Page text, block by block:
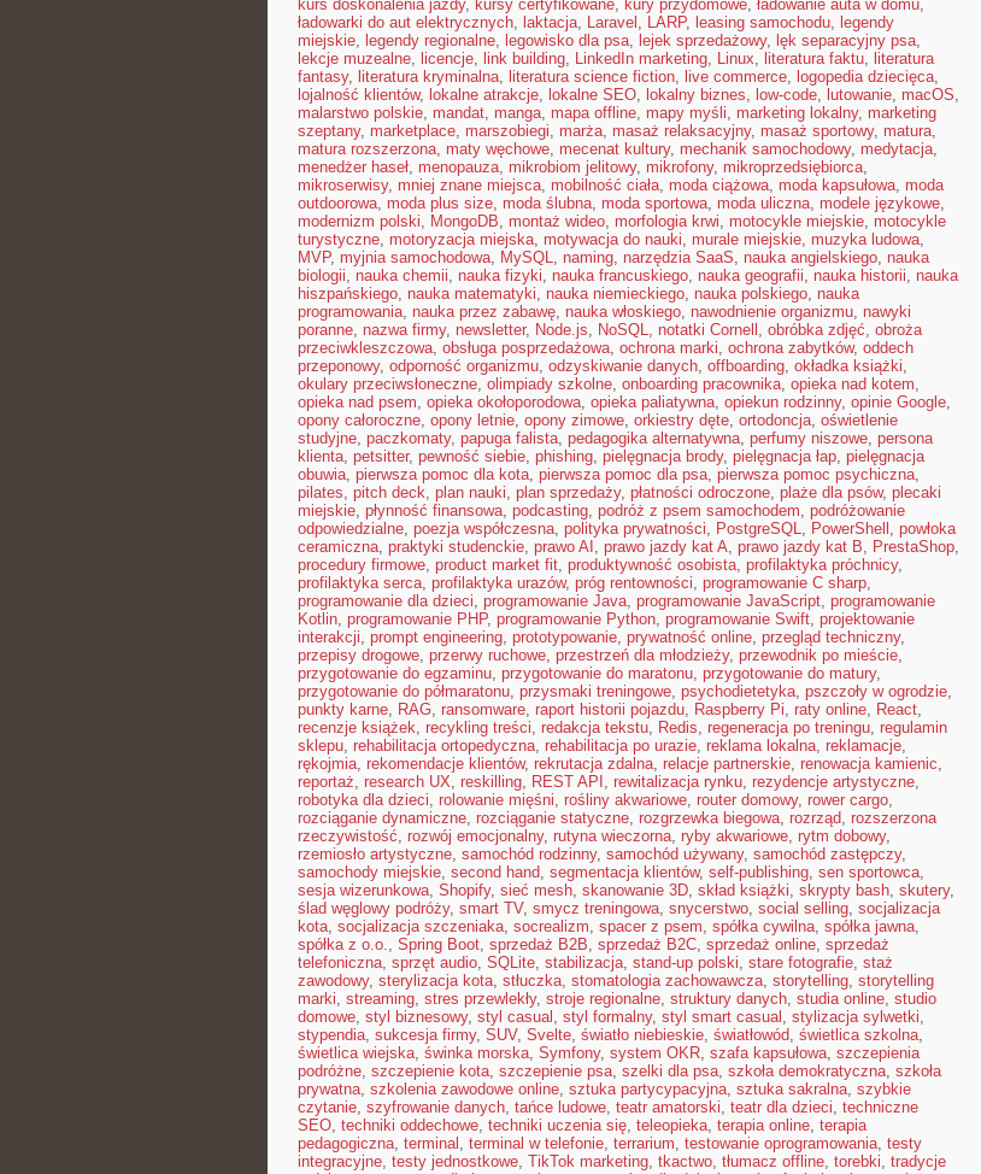
kurs doskonalenia jazdy, kursy certyfikowane, kury przydomowe, ładowanie auta w domu,
ładowarki do aut elektrycznych, laktacja, Laravel , LARP, leasing samochodu, legendy
miejskie, legendy regionalne, legowisko dla psa, lejek sprzedażowy, lęk separacyjny psa,
lekcje muzealne, licencje, link building, LinkedIn marketing, Linux, literatura faktu, literatura
fantasy, literatura kryminalna, literatura science fiction, live commerce, logopedia dziecięca,
lojalność klientów, lokalne atrakcje, lokalne SEO, lokalny biznes, low-code, lutowanie, macOS,
malarstwo polskie, mandat, manga, mapa offline, mapy myśli, marketing lokalny, marketing
szeptany, marketplace, marszobiegi, marża, masaż relaksacyjny, masaż sportowy, matura,
matura rozszerzona, maty węchowe, mecenat kultury, mechanik samochodowy, medytacja,
menedżer haseł, menopauza, mikrobiom jelitowy, mikrofony, mikroprzedsiębiorca,
mikroserwisy, mniej znane miejsca, mobilność ciała, moda ciążowa, moda kapsułowa, moda
outdoorowa, moda plus size, moda ślubna, moda sportowa, moda uliczna, modele językowe,
modernizm polski, MongoDB, montaż wideo, morfologia krwi, motocykle miejskie, motocykle
turystyczne, motoryzacja miejska, motywacja do nauki, murale miejskie, muzyka ludowa,
MVP, myjnia samochodowa, MySQL, naming, narzędzia SaaS, nauka angielskiego, nauka
biologii, nauka chemii, nauka fizyki, nauka francuskiego, nauka geografii, nauka historii, nauka
hiszpańskiego, nauka matematyki, nauka niemieckiego, nauka polskiego, nauka
programowania, nauka przez zabawę, nauka włoskiego, nawodnienie organizmu, nawyki
poranne, nazwa firmy, newsletter, Node.js, NoSQL, notatki Cornell , obróbka zdjęć, obroża
przeciwkleszczowa, obsługa posprzedażowa, ochrona marki, ochrona zabytków, oddech
przeponowy, odporność organizmu, odzyskiwanie danych, offboarding, okładka książki,
okulary przeciwsłoneczne, olimpiady szkolne, onboarding pracownika, opieka nad kotem,
opieka nad psem, opieka okołoporodowa, opieka paliatywna, opiekun rodzinny, opinie Google,
opony całoroczne, opony letnie, opony zimowe, orkiestry dęte, ortodoncja, oświetlenie
studyjne, paczkomaty, papuga falista, pedagogika alternatywna, perfumy niszowe, persona
klienta, petsitter, pewność siebie, phishing, pielęgnacja brody, pielęgnacja łap, pielęgnacja
obuwia, pierwsza pomoc dla kota, pierwsza pomoc dla psa, pierwsza pomoc psychiczna,
pilates, pitch deck, plan nauki, plan sprzedaży, płatności odroczone, plaże dla psów, plecaki
miejskie, płynność finansowa, podcasting, podróż z psem samochodem, podróżowanie
odpowiedzialne, poezja współczesna, polityka prywatności, PostgreSQL, PowerShell , powłoka
ceramiczna, praktyki studenckie, prawo AI , prawo jazdy kat A, prawo jazdy kat B, PrestaShop,
procedury firmowe, product market fit, produktywność osobista, profilaktyka próchnicy,
profilaktyka serca, profilaktyka urazów, próg rentowności, programowanie C sharp,
programowanie dla dzieci, programowanie Java, programowanie JavaScript, programowanie
Kotlin, programowanie PHP, programowanie Python, programowanie Swift, projektowanie
interakcji, prompt engineering, prototypowanie, prywatność online, przegląd techniczny,
przepisy drogowe, przerwy ruchowe, przestrzeń dla młodzieży, przewodnik po mieście,
przygotowanie do egzaminu, przygotowanie do maratonu, przygotowanie do matury,
przygotowanie do półmaratonu, przysmaki treningowe, psychodietetyka, pszczoły w ogrodzie,
punkty karne, RAG, ransomware, raport historii pojazdu, Raspberry Pi, raty online, React,
recenzje książek, recykling treści, redakcja tekstu, Redis, regeneracja po treningu, regulamin
sklepu, rehabilitacja ortopedyczna, rehabilitacja po urazie, reklama lokalna, reklamacje,
rękojmia, rekomendacje klientów, rekrutacja zdalna, relacje partnerskie, renowacja kamienic,
reportaż, research UX, reskilling, REST API , rewitalizacja rynku, rezydencje artystyczne,
robotyka dla dzieci, rolowanie mięśni, rośliny akwariowe, router domowy, rower cargo,
rozciąganie dynamiczne, rozciąganie statyczne, rozgrzewka biegowa, rozrząd, rozszerzona
rzeczywistość, rozwój emocjonalny, rutyna wieczorna, ryby akwariowe, rytm dobowy,
rzemiosło artystyczne, samochód rodzinny, samochód używany, samochód zastępczy,
samochody miejskie, second hand, segmentacja klientów, self-publishing, sen sportowca,
sesja wizerunkowa, Shopify, sieć mesh, skanowanie 3D, skład książki, skrypty bash, skutery,
ślad węglowy podróży, smart TV, smycz treningowa, snycerstwo, social selling, socjalizacja
kota, socjalizacja szczeniaka, socrealizm, spacer z psem, spółka cywilna, spółka jawna,
spółka z o.o., Spring Boot, sprzedaż B2B, sprzedaż B2C, sprzedaż online, sprzedaż
telefoniczna, sprzęt audio, SQLite, stabilizacja, stand-up polski, stare fotografie, staż
zawodowy, sterylizacja kota, stłuczka, stomatologia zachowawcza, storytelling, storytelling
marki, streaming, stres przewlekły, stroje regionalne, struktury danych, studia online, studio
domowe, styl biznesowy, styl casual , styl formalny, styl smart casual , stylizacja sylwetki,
stypendia, sukcesja firmy, SUV, Svelte, światło niebieskie, światłowód, świetlica szkolna,
świetlica wiejska, świnka morska, Symfony, system OKR, szafa kapsułowa, szczepienia
podróżne, szczepienie kota, szczepienie psa, szelki dla psa, szkoła demokratyczna, szkoła
prywatna, szkolenia zawodowe online, sztuka partycypacyjna, sztuka sakralna, szybkie
czytanie, szyfrowanie danych, tańce ludowe, teatr amatorski, teatr dla dzieci, techniczne
SEO, techniki oddechowe, techniki uczenia się, teleopieka, terapia online, terapia
pedagogiczna, terminal , terminal w telefonie, terrarium, testowanie oprogramowania, testy
integracyjne, testy jednostkowe, TikTok marketing, tkactwo, tłumacz offline, torebki, tradycje